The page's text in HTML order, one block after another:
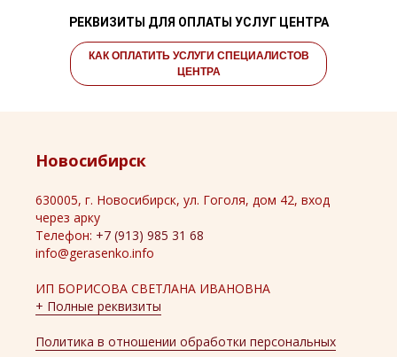
РЕКВИЗИТЫ ДЛЯ ОПЛАТЫ УСЛУГ ЦЕНТРА
КАК ОПЛАТИТЬ УСЛУГИ СПЕЦИАЛИСТОВ
ЦЕНТРА
Новосибирск
630005, г. Новосибирск, ул. Гоголя, дом 42, вход
через арку
Телефон: +7 (913) 985 31 68
info@gerasenko.info
ИП БОРИСОВА СВЕТЛАНА ИВАНОВНА
+ Полные реквизиты
Политика в отношении обработки персональных